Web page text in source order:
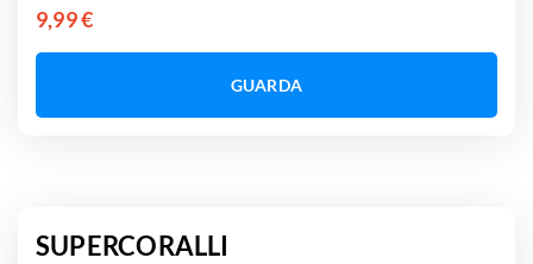
9,99 €
GUARDA
SUPERCORALLI